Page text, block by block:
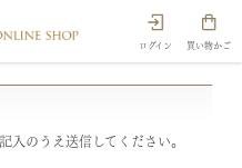
ログイン 買い物かご
入のうえ送信してください。